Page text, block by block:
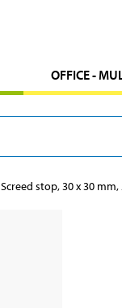
OFFICE -
Screed stop, 30 x 30 mm,